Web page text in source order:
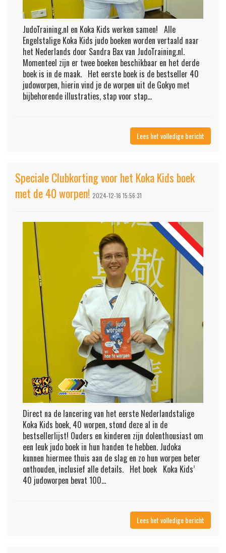
JudoTraining.nl en Koka Kids werken samen! Alle
Engelstalige Koka Kids judo boeken worden vertaald naar
het Nederlands door Sandra Bax van JudoTraining.nl.
Momenteel zijn er twee boeken beschikbaar en het derde
boek is in de maak. Het eerste boek is de bestseller 40
judoworpen, hierin vind je de worpen uit de Gokyo met
bijbehorende illustraties, stap voor stap...
Lees het volledige bericht
Speciale Clubkorting voor het Koka Kids boek
met de 40 worpen! 2024-12-16 15:56:31
Direct na de lancering van het eerste Nederlandstalige
Koka Kids boek, 40 worpen, stond deze al in de
bestsellerlijst! Ouders en kinderen zijn dolenthousiast om
een leuk judo boek in hun handen te hebben. Judoka
kunnen hiermee thuis aan de slag en zo hun worpen beter
onthouden, inclusief alle details. Het boek Koka Kids’
40 judoworpen bevat 100...
Lees het volledige bericht